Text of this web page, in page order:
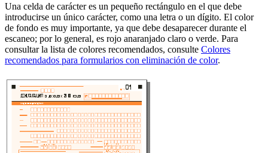
Una celda de carácter es un pequeño rectángulo en el que debe
introducirse un único carácter, como una letra o un dígito. El color
de fondo es muy importante, ya que debe desaparecer durante el
escaneo; por lo general, es rojo anaranjado claro o verde. Para
consultar la lista de colores recomendados, consulte Colores
recomendados para formularios con eliminación de color.